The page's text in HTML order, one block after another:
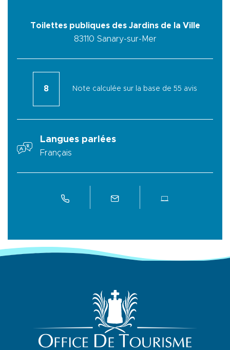
Toilettes publiques des Jardins de la Ville
83110 Sanary-sur-Mer
8 Note calculée sur la base de 55 avis
Langues parlées
Français